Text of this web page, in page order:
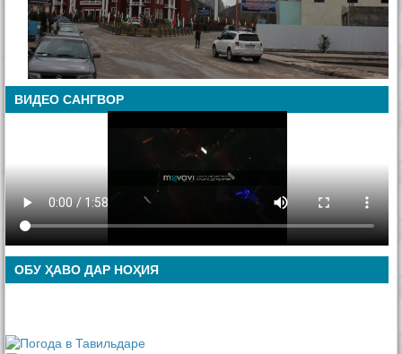
ВИДЕО САНГВОР
ОБУ ҲАВО ДАР НОҲИЯ